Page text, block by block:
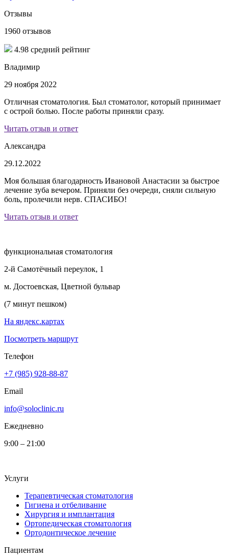
Отзывы
1960 отзывов
4.98 средний рейтинг
Владимир
29 ноября 2022
Отличная стоматология. Был стоматолог, который принимает
с острой болью. После работы приняли сразу.
Читать отзыв и ответ
Александра
29.12.2022
Моя большая благодарность Ивановой Анастасии за быстрое
лечение зуба вечером. Приняли без очереди, сняли сильную
боль, пролечили нерв. СПАСИБО!
Читать отзыв и ответ
функциональная стоматология
2-й Самотёчный переулок, 1
м. Достоевская, Цветной бульвар
(7 минут пешком)
На яндекс.картах
Посмотреть маршрут
Телефон
+7 (985) 928-88-87
Email
info@soloclinic.ru
Ежедневно
9:00 – 21:00
Услуги
Терапевтическая стоматология
Гигиена и отбеливание
Хирургия и имплантация
Ортопедическая стоматология
Ортодонтическое лечение
Пациентам